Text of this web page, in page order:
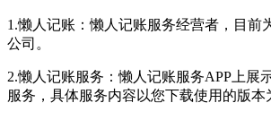
1.懒人记账：懒人记账服务经营者，目前
公司。
2.懒人记账服务：懒人记账服务APP上展
服务，具体服务内容以您下载使用的版本